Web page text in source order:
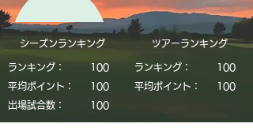
シーズンランキング
ランキング：
​100
平均ポイント：
​100
​出場試合数：
​100
​ツアーランキング
ランキング：
​100
平均ポイント：
​100